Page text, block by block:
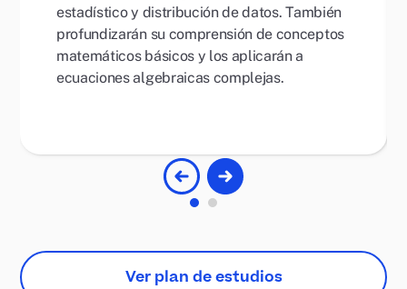
estadístico y distribución de datos. También
profundizarán su comprensión de conceptos
matemáticos básicos y los aplicarán a
ecuaciones algebraicas complejas.
Ver plan de estudios